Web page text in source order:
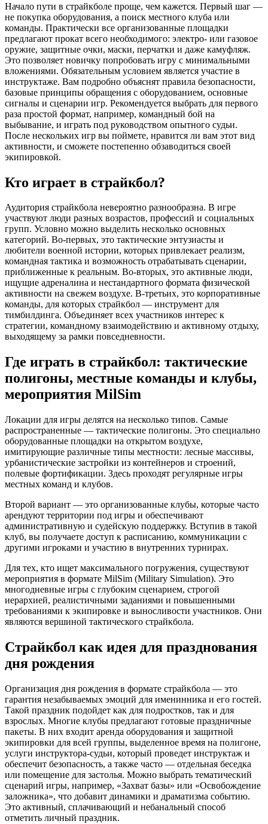
Начало пути в страйкболе проще, чем кажется. Первый шаг —
не покупка оборудования, а поиск местного клуба или
команды. Практически все организованные площадки
предлагают прокат всего необходимого: электро- или газовое
оружие, защитные очки, маски, перчатки и даже камуфляж.
Это позволяет новичку попробовать игру с минимальными
вложениями. Обязательным условием является участие в
инструктаже. Вам подробно объяснят правила безопасности,
базовые принципы обращения с оборудованием, основные
сигналы и сценарии игр. Рекомендуется выбрать для первого
раза простой формат, например, командный бой на
выбывание, и играть под руководством опытного судьи.
После нескольких игр вы поймете, нравится ли вам этот вид
активности, и сможете постепенно обзаводиться своей
экипировкой.
Кто играет в страйкбол?
Аудитория страйкбола невероятно разнообразна. В игре
участвуют люди разных возрастов, профессий и социальных
групп. Условно можно выделить несколько основных
категорий. Во-первых, это тактические энтузиасты и
любители военной истории, которых привлекает реализм,
командная тактика и возможность отрабатывать сценарии,
приближенные к реальным. Во-вторых, это активные люди,
ищущие адреналина и нестандартного формата физической
активности на свежем воздухе. В-третьих, это корпоративные
команды, для которых страйкбол — инструмент для
тимбилдинга. Объединяет всех участников интерес к
стратегии, командному взаимодействию и активному отдыху,
выходящему за рамки повседневности.
Где играть в страйкбол: тактические
полигоны, местные команды и клубы,
мероприятия MilSim
Локации для игры делятся на несколько типов. Самые
распространенные — тактические полигоны. Это специально
оборудованные площадки на открытом воздухе,
имитирующие различные типы местности: лесные массивы,
урбанистические застройки из контейнеров и строений,
полевые фортификации. Здесь проходят регулярные игры
местных команд и клубов.
Второй вариант — это организованные клубы, которые часто
арендуют территории под игры и обеспечивают
административную и судейскую поддержку. Вступив в такой
клуб, вы получаете доступ к расписанию, коммуникации с
другими игроками и участию в внутренних турнирах.
Для тех, кто ищет максимального погружения, существуют
мероприятия в формате MilSim (Military Simulation). Это
многодневные игры с глубоким сценарием, строгой
иерархией, реалистичными заданиями и повышенными
требованиями к экипировке и выносливости участников. Они
являются вершиной тактического страйкбола.
Страйкбол как идея для празднования
дня рождения
Организация дня рождения в формате страйкбола — это
гарантия незабываемых эмоций для именинника и его гостей.
Такой праздник подойдет как для подростков, так и для
взрослых. Многие клубы предлагают готовые праздничные
пакеты. В них входит аренда оборудования и защитной
экипировки для всей группы, выделенное время на полигоне,
услуги инструктора-судьи, который проведет инструктаж и
обеспечит безопасность, а также часто — отдельная беседка
или помещение для застолья. Можно выбрать тематический
сценарий игры, например, «Захват базы» или «Освобождение
заложника», что добавит динамики и драматизма событию.
Это активный, сплачивающий и небанальный способ
отметить личный праздник.